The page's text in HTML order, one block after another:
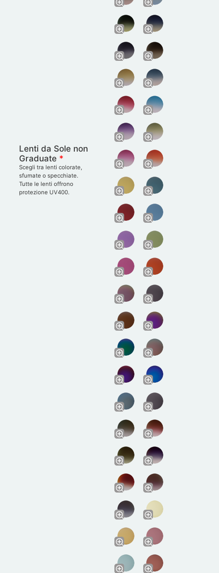
Lenti da Sole non
Graduate *
Scegli tra lenti colorate,
sfumate o specchiate.
Tutte le lenti offrono
protezione UV400.